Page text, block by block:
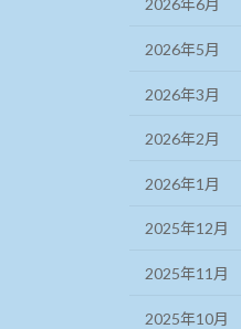
2026年6月
2026年5月
2026年3月
2026年2月
2026年1月
2025年12月
2025年11月
2025年10月